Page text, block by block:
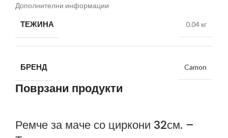
Дополнителни информации
ТЕЖИНА 0.04 кг
БРЕНД Camon
Поврзани продукти
Ремче за маче со циркони 32см. –